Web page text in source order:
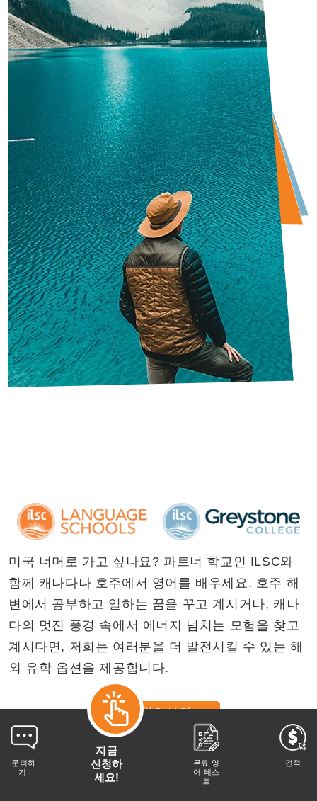
문의하
기!
견적
무료 영
어 테스
트
지금
신청하
세요!
미국 너머로 가고 싶나요? 파트너 학교인 ILSC와
함께 캐나다나 호주에서 영어를 배우세요. 호주 해
변에서 공부하고 일하는 꿈을 꾸고 계시거나, 캐나
다의 멋진 풍경 속에서 에너지 넘치는 모험을 찾고
계시다면, 저희는 여러분을 더 발전시킬 수 있는 해
외 유학 옵션을 제공합니다.
더 알아보기